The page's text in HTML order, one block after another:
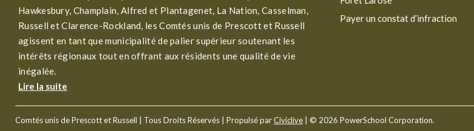
Hawkesbury, Champlain, Alfred et Plantagenet, La Nation, Casselman,
Russell et Clarence-Rockland, les Comtés unis de Prescott et Russell
agissent en tant que municipalité de palier supérieur soutenant les
intérêts régionaux tout en offrant aux résidents une qualité de vie
inégalée.
Lire la suite
Payer un constat d’infraction
Comtés unis de Prescott et Russell | Tous Droits Réservés | Propulsé parCiviclive | © 2026 PowerSchool Corporation.